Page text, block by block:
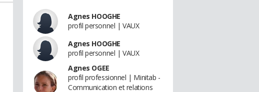
Agnes HOOGHE
profil personnel | VAUX
Agnes HOOGHE
profil personnel | VAUX
Agnes OGEE
profil professionnel | Minitab -
Communication et relations